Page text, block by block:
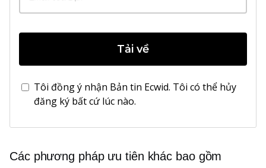
Tải về
Tôi đồng ý nhận Bản tin Ecwid. Tôi có thể hủy
đăng ký bất cứ lúc nào.
Các phương pháp ưu tiên khác bao gồm